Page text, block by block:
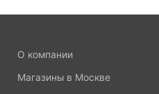
О компании
Магазины в Москве